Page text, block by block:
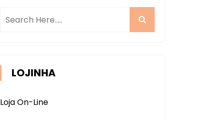
LOJINHA
Loja On-Line